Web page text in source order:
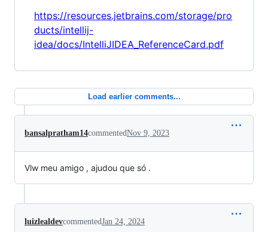
https://resources.jetbrains.com/storage/pro
ducts/intellij-
idea/docs/IntelliJIDEA_ReferenceCard.pdf
Load earlier comments...
bansalpratham14commentedNov 9, 2023
Vlw meu amigo , ajudou que só .
luizlealdevcommentedJan 24, 2024